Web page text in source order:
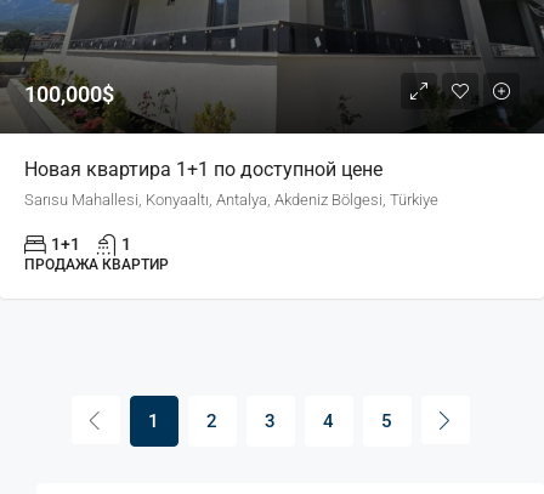
100,000$
Новая квартира 1+1 по доступной цене
Sarısu Mahallesi, Konyaaltı, Antalya, Akdeniz Bölgesi, Türkiye
1+1 1
ПРОДАЖА КВАРТИР
1 2 3 4 5